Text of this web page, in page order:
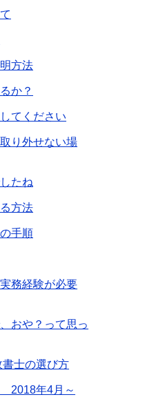
方法
か？
てください
り外せない場
たね
方法
手順
務経験が必要
おや？って思っ
士の選び方
2018年4月～